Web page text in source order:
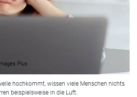
Plus
hochkommt, wissen viele Menschen nichts
beispielsweise in die Luft.